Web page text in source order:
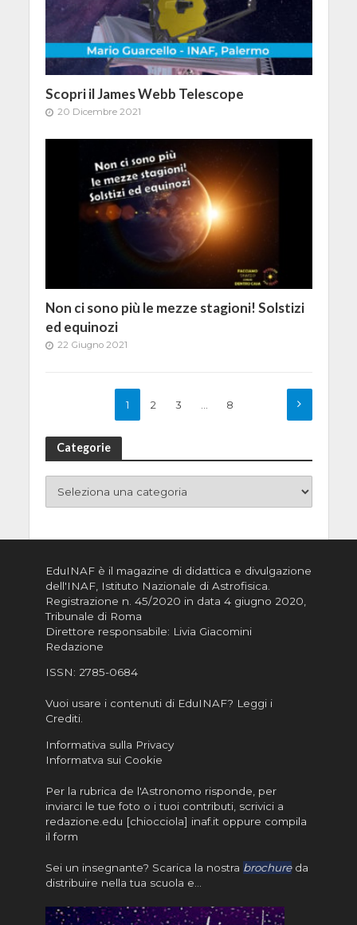
Scopri il James Webb Telescope
20 Dicembre 2021
Non ci sono più le mezze stagioni! Solstizi
ed equinozi
22 Giugno 2021
1 2 3 8
Categorie
EduINAF è il magazine di didattica e divulgazione
dell'INAF, Istituto Nazionale di Astrofisica
Registrazione n. 45/2020 in data 4 giugno 2020,
Tribunale di Roma
Direttore responsabile: Livia Giacomini
Redazione
ISSN: 2785-0684
Vuoi usare i contenuti di EduINAF? Leggi i
Crediti.
Informativa sulla Privacy
Informatva sui Cookie
Per la rubrica de l'Astronomo risponde, per
inviarci le tue foto o i tuoi contributi, scrivici a
redazione.edu [chiocciola] inaf.it oppure compila
il form
Sei un insegnante? Scarica la nostra brochureda
distribuire nella tua scuola e…